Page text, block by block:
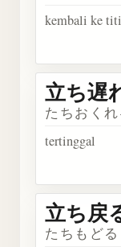
kembali ke
立ち遅
たちおくれ
tertinggal
立ち戻
たちもどる